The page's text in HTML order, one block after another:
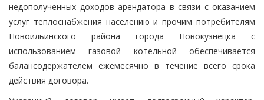
недополученных доходов арендатора в связи с оказанием
услуг теплоснабжения населению и прочим потребителям
Новоильинского района города Новокузнецка с
использованием газовой котельной обеспечивается
балансодержателем ежемесячно в течение всего срока
действия договора.